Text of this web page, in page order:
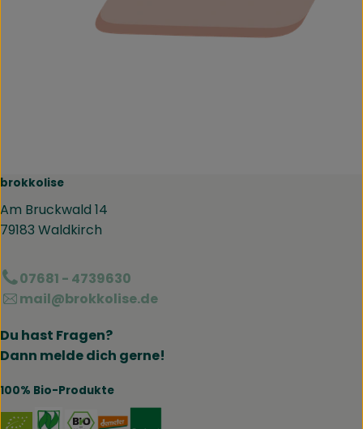
brokkolise
Am Bruckwald 14
79183 Waldkirch
07681 - 4739630
mail@brokkolise.de
Du hast Fragen?
Dann melde dich gerne!
100% Bio-Produkte
Externer Link zu https://www.naturland.de/de/
Externer Link zu https://www.bmel.de/